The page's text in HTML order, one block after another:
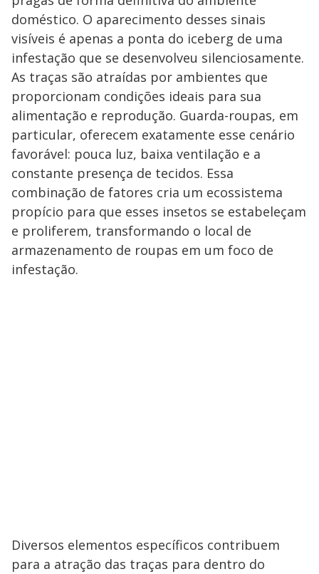
doméstico. O aparecimento desses sinais
visíveis é apenas a ponta do iceberg de uma
infestação que se desenvolveu silenciosamente.
As traças são atraídas por ambientes que
proporcionam condições ideais para sua
alimentação e reprodução. Guarda-roupas, em
particular, oferecem exatamente esse cenário
favorável: pouca luz, baixa ventilação e a
constante presença de tecidos. Essa
combinação de fatores cria um ecossistema
propício para que esses insetos se estabeleçam
e proliferem, transformando o local de
armazenamento de roupas em um foco de
infestação.
Diversos elementos específicos contribuem
para a atração das traças para dentro do